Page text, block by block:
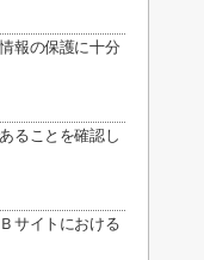
報の保護に十分
ることを確認し
サイトにおける